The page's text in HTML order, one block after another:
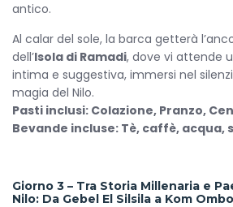
dolci
Dotazioni Tecniche:
imbarcazione di supporto,
elettricità 220V disponibile
antico.
Al calar del sole, la barca getterà
dell’Isola di Ramadi, dove vi attende
intima e suggestiva, immersi nel
magia del Nilo.
Pasti inclusi: Colazione, Pranzo,
Bevande incluse: Tè, caffè, acqua,
Giorno 3 – Tra Storia Millenaria e
Nilo: Da Gebel El Silsila a Kom Ombo